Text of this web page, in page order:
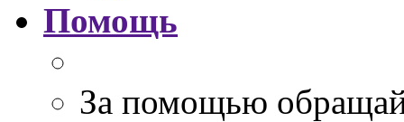
Помощь
За помощью